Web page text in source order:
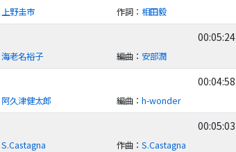
上野圭市 作詞 ：相田毅
00:05:24
海老名裕子 編曲 ： 安部潤
00:04:58
阿久津健太郎 編曲 ：h-wonder
00:05:03
S.Castagna 作曲 ：S.Castagna